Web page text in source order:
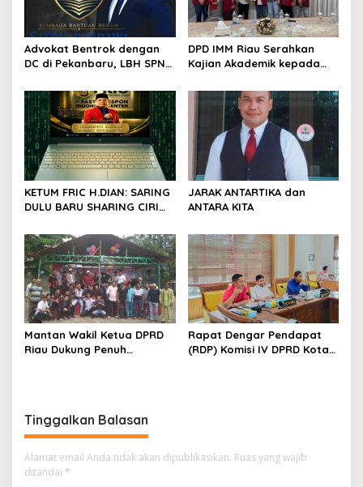
o
s
Advokat Bentrok dengan
DC di Pekanbaru, LBH SPN
Dugaan Premanisme
DPD IMM Riau Serahkan
Kajian Akademik kepada
Keadilan bagi Provinsi Riau
KETUM FRIC H.DIAN: SARING
DULU BARU SHARING CIRI
SOSIAL
JARAK ANTARTIKA dan
ANTARA KITA
Mantan Wakil Ketua DPRD
Riau Dukung Penuh
Rapat Dengar Pendapat
(RDP) Komisi IV DPRD Kota
Tinggalkan Balasan
Alamat email Anda tidak akan dipublikasikan. Ruas yang wajib
ditandai *